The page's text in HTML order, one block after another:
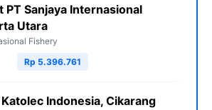
PT Sanjaya Internasional
Utara
Fishery
Rp 5.396.761
Katolec Indonesia, Cikarang